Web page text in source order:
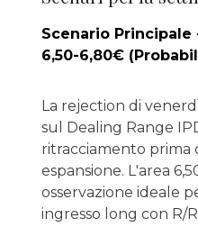
Scenario Principale
6,50-6,80€
La rejection di
sul Dealing Range
ritracciamento prima
espansione. L'area
osservazione ideale
ingresso long con R/